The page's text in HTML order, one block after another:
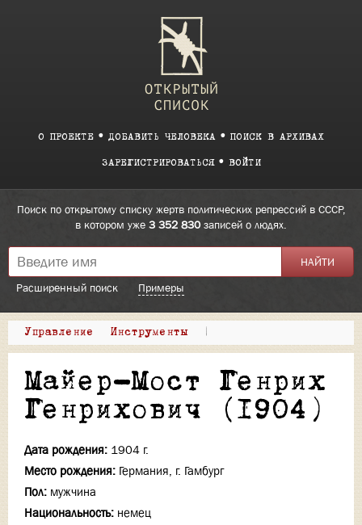
О ПРОЕКТЕ ДОБАВИТЬ ЧЕЛОВЕКА ПОИСК В АРХИВАХ
ЗАРЕГИСТРИРОВАТЬСЯ ВОЙТИ
Поиск по открытому списку жертв политических репрессий в СССР,
в котором уже 3 352 830записей о людях.
Расширенный поиск Примеры
Управление Инструменты |
Майер-Мост Генрих
Генрихович (1904)
Дата рождения: 1904 г.
Место рождения: Германия, г. Гамбург
Пол: мужчина
Национальность: немец